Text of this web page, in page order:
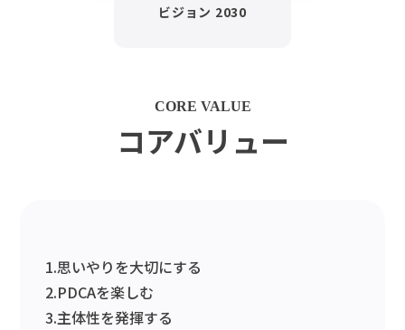
ビジョン 2030
CORE VALUE
コアバリュー
1.思いやりを大切にする
2.PDCAを楽しむ
3.主体性を発揮する